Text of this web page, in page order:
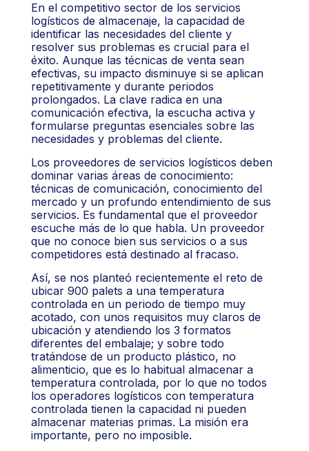
En el competitivo sector de los servicios
logísticos de almacenaje, la capacidad de
identificar las necesidades del cliente y
resolver sus problemas es crucial para el
éxito. Aunque las técnicas de venta sean
efectivas, su impacto disminuye si se aplican
repetitivamente y durante periodos
prolongados. La clave radica en una
comunicación efectiva, la escucha activa y
formularse preguntas esenciales sobre las
necesidades y problemas del cliente.
Los proveedores de servicios logísticos deben
dominar varias áreas de conocimiento:
técnicas de comunicación, conocimiento del
mercado y un profundo entendimiento de sus
servicios. Es fundamental que el proveedor
escuche más de lo que habla. Un proveedor
que no conoce bien sus servicios o a sus
competidores está destinado al fracaso.
Así, se nos planteó recientemente el reto de
ubicar 900 palets a una temperatura
controlada en un periodo de tiempo muy
acotado, con unos requisitos muy claros de
ubicación y atendiendo los 3 formatos
diferentes del embalaje; y sobre todo
tratándose de un producto plástico, no
alimenticio, que es lo habitual almacenar a
temperatura controlada, por lo que no todos
los operadores logísticos con temperatura
controlada tienen la capacidad ni pueden
almacenar materias primas. La misión era
importante, pero no imposible.